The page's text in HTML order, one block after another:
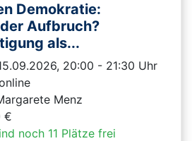
Demokratie:
Aufbruch?
als...
20:00 - 21:30 Uhr
Menz
€
noch 11 Plätze frei